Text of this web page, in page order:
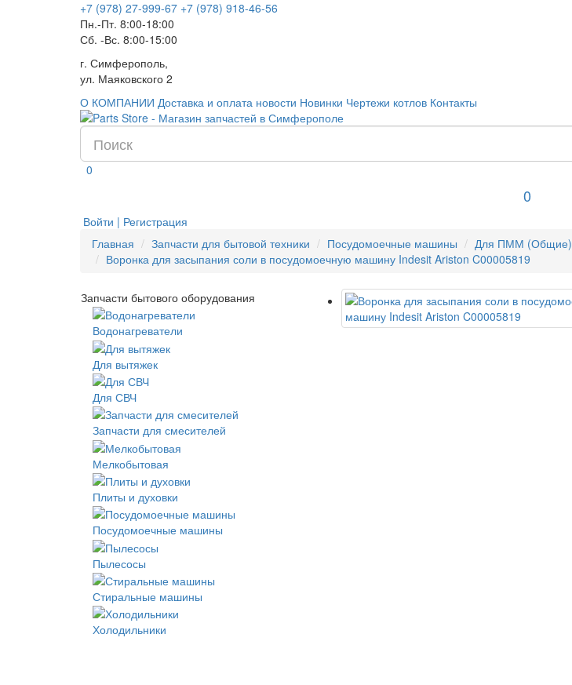
+7 (978) 27-999-67 +7 (978) 918-46-56
Пн.-Пт. 8:00-18:00
Сб. -Вс. 8:00-15:00
г. Симферополь,
ул. Маяковского 2
О КОМПАНИИ Доставка и оплата новости Новинки Чертежи котлов Контакты
0
0
Войти | Регистрация
Главная
Запчасти для бытовой техники Посудомоечные машины
Для ПММ (Общие)
Воронка для засыпания соли в посудомоечную машину Indesit Ariston C00005819
Запчасти бытового оборудования
Водонагреватели
Для вытяжек
Для СВЧ
Запчасти для смесителей
Мелкобытовая
Плиты и духовки
Посудомоечные машины
Пылесосы
Стиральные машины
Холодильники